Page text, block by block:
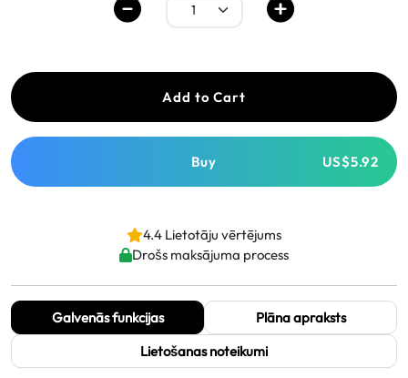
Add to Cart
Buy US$5.92
4.4 Lietotāju vērtējums
Drošs maksājuma process
Galvenās funkcijas
Plāna apraksts
Lietošanas noteikumi